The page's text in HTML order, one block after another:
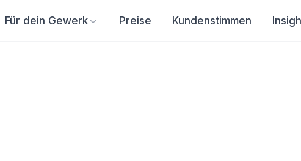
Für dein Gewerk Preise Kundenstimmen